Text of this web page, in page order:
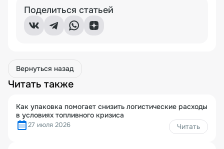
Поделиться статьей
Вернуться назад
Читать также
Как упаковка помогает снизить логистические расходы
в условиях топливного кризиса
27 июля 2026 Читать